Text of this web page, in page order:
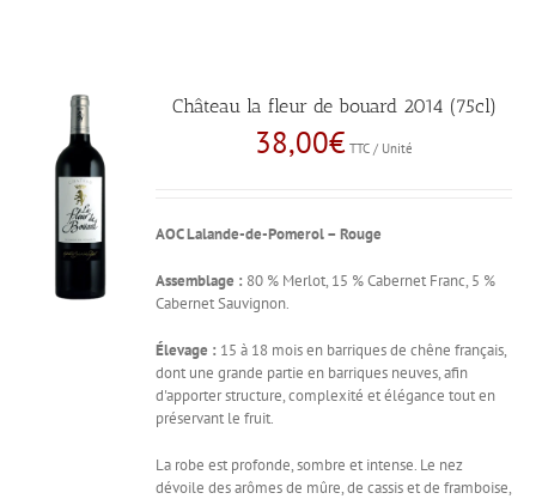
Château la fleur de bouard 2014 (75cl)
38,00€ TTC / Unité
AOC Lalande-de-Pomerol – Rouge
Assemblage : 80 % Merlot, 15 % Cabernet Franc, 5 %
Cabernet Sauvignon.
Élevage : 15 à 18 mois en barriques de chêne français,
dont une grande partie en barriques neuves, afin
d'apporter structure, complexité et élégance tout en
préservant le fruit.
La robe est profonde, sombre et intense. Le nez
dévoile des arômes de mûre, de cassis et de framboise,